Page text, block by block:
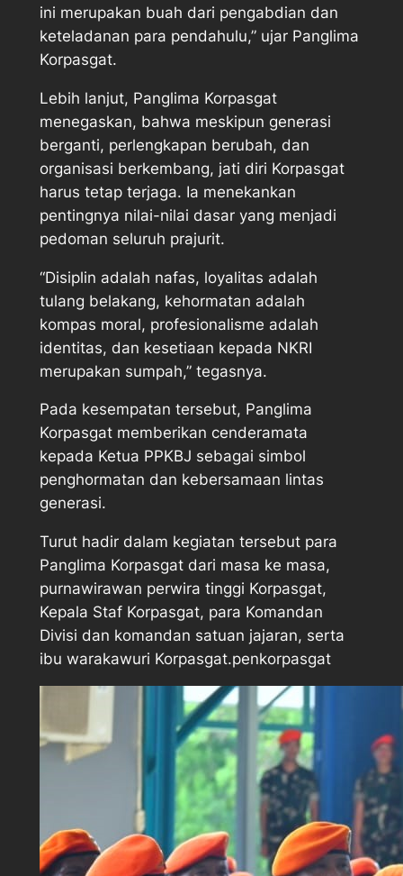
ini merupakan buah dari pengabdian dan
keteladanan para pendahulu,” ujar Panglima
Korpasgat.
Lebih lanjut, Panglima Korpasgat
menegaskan, bahwa meskipun generasi
berganti, perlengkapan berubah, dan
organisasi berkembang, jati diri Korpasgat
harus tetap terjaga. Ia menekankan
pentingnya nilai-nilai dasar yang menjadi
pedoman seluruh prajurit.
“Disiplin adalah nafas, loyalitas adalah
tulang belakang, kehormatan adalah
kompas moral, profesionalisme adalah
identitas, dan kesetiaan kepada NKRI
merupakan sumpah,” tegasnya.
Pada kesempatan tersebut, Panglima
Korpasgat memberikan cenderamata
kepada Ketua PPKBJ sebagai simbol
penghormatan dan kebersamaan lintas
generasi.
Turut hadir dalam kegiatan tersebut para
Panglima Korpasgat dari masa ke masa,
purnawirawan perwira tinggi Korpasgat,
Kepala Staf Korpasgat, para Komandan
Divisi dan komandan satuan jajaran, serta
ibu warakawuri Korpasgat.penkorpasgat